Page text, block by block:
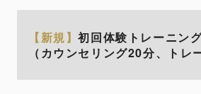
【新規】初回体験トレーニン
（カウンセリング20分、トレ